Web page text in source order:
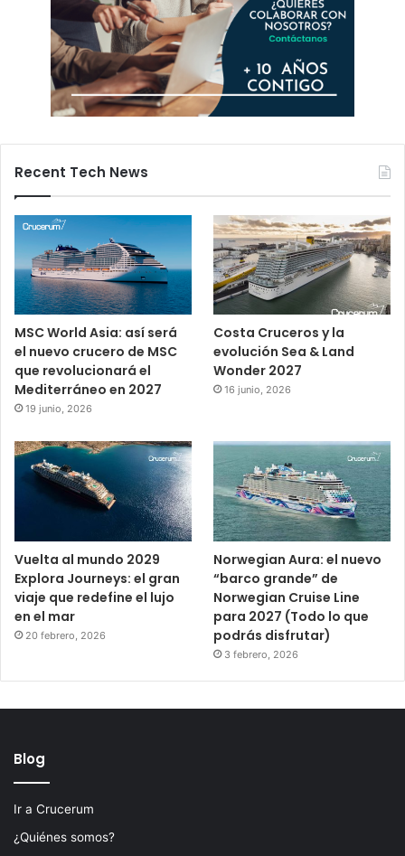
Recent Tech News
MSC World Asia: así será
el nuevo crucero de MSC
que revolucionará el
Mediterráneo en 2027
19 junio, 2026
Costa Cruceros y la
evolución Sea & Land
Wonder 2027
16 junio, 2026
Vuelta al mundo 2029
Explora Journeys: el gran
viaje que redefine el lujo
en el mar
20 febrero, 2026
Norwegian Aura: el nuevo
“barco grande” de
Norwegian Cruise Line
para 2027 (Todo lo que
podrás disfrutar)
3 febrero, 2026
Blog
Ir a Crucerum
¿Quiénes somos?